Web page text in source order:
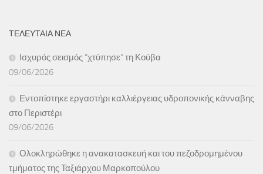
ΤΕΛΕΥΤΑΙΑ ΝΕΑ
Ισχυρός σεισμός “χτύπησε” τη Κούβα
09/06/2026
Εντοπίστηκε εργαστήρι καλλιέργειας υδροπονικής κάνναβης
στο Περιστέρι
09/06/2026
Ολοκληρώθηκε η ανακατασκευή και του πεζοδρομημένου
τμήματος της Ταξιάρχου Μαρκοπούλου